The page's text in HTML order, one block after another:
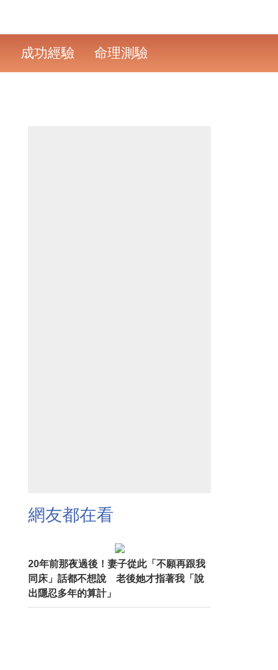
成功經驗 命理測驗
網友都在看
20年前那夜過後！妻子從此「不願再跟我
同床」話都不想說 老後她才指著我「說
出隱忍多年的算計」